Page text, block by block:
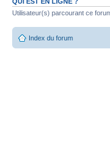
Utilisateur(s) parcourant ce
Index du forum